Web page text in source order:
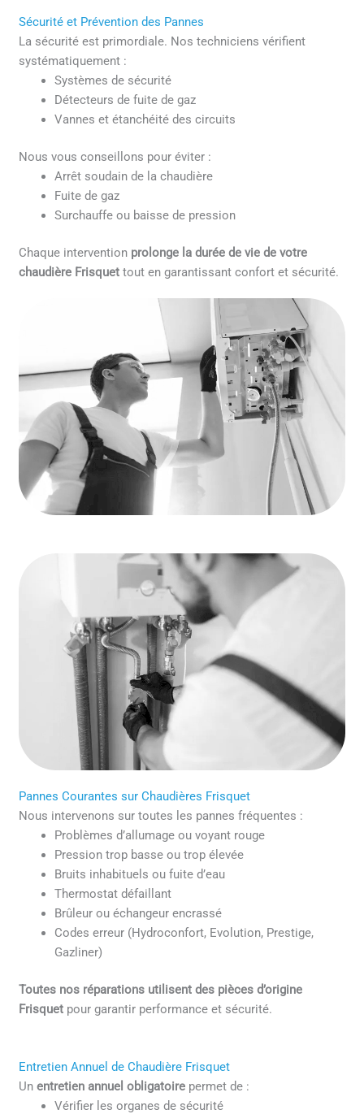
Sécurité et Prévention des Pannes
La sécurité est primordiale. Nos techniciens vérifient
systématiquement :
Systèmes de sécurité
Détecteurs de fuite de gaz
Vannes et étanchéité des circuits
Nous vous conseillons pour éviter :
Arrêt soudain de la chaudière
Fuite de gaz
Surchauffe ou baisse de pression
Chaque intervention prolonge la durée de vie de votre
chaudière Frisquet tout en garantissant confort et sécurité.
Pannes Courantes sur Chaudières Frisquet
Nous intervenons sur toutes les pannes fréquentes :
Problèmes d’allumage ou voyant rouge
Pression trop basse ou trop élevée
Bruits inhabituels ou fuite d’eau
Thermostat défaillant
Brûleur ou échangeur encrassé
Codes erreur (Hydroconfort, Evolution, Prestige,
Gazliner)
Toutes nos réparations utilisent des pièces d’origine
Frisquet pour garantir performance et sécurité.
Entretien Annuel de Chaudière Frisquet
Unentretien annuel obligatoire permet de :
Vérifier les organes de sécurité